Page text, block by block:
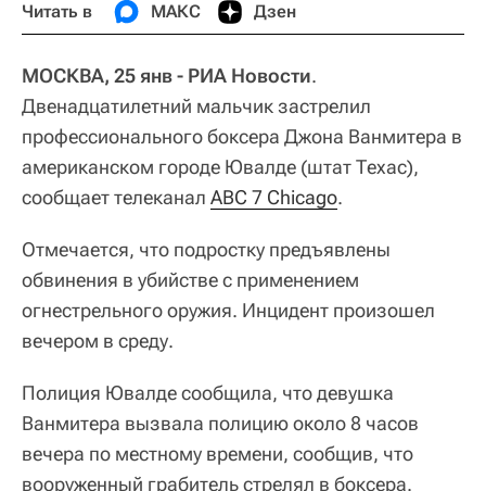
Читать в МАКС Дзен
МОСКВА, 25 янв - РИА Новости.
Двенадцатилетний мальчик застрелил
профессионального боксера Джона Ванмитера в
американском городе Ювалде (штат Техас),
сообщает телеканал ABC 7 Chicago.
Отмечается, что подростку предъявлены
обвинения в убийстве с применением
огнестрельного оружия. Инцидент произошел
вечером в среду.
Полиция Ювалде сообщила, что девушка
Ванмитера вызвала полицию около 8 часов
вечера по местному времени, сообщив, что
вооруженный грабитель стрелял в боксера.